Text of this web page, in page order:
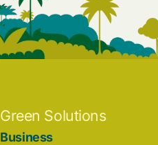
Green Solutions
Business